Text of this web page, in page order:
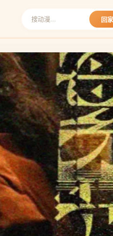
回家
咒术回战
五条悟与夏油杰的高专时代，咒
师的诞生。
▶ 立即观看